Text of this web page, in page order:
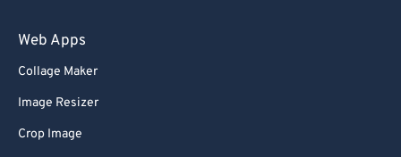
Web Apps
Collage Maker
Image Resizer
Crop Image